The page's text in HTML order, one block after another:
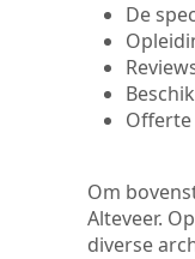
De
Om
Alteveer.
diverse